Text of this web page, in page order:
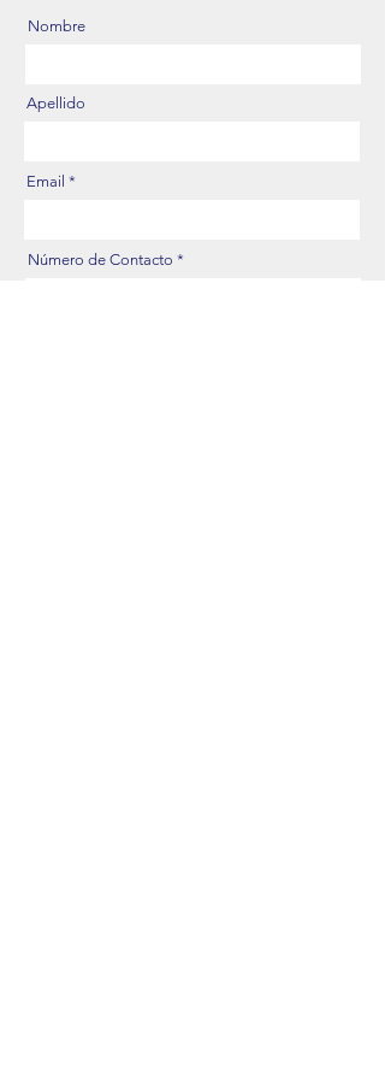
Nombre
Apellido
Email
Número de Contacto